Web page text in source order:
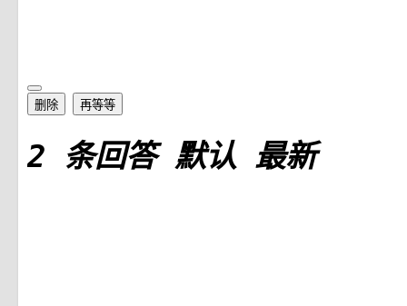
删除 再等等
2 条回答 默认 最新